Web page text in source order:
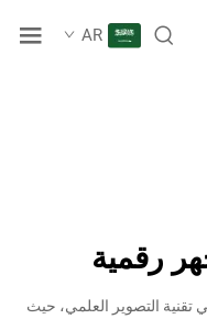
AR
رقمية
تقنية التصوير العلمي، حيث